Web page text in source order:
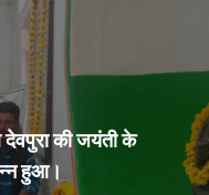
देवपुरा की जयंती के
हुआ।